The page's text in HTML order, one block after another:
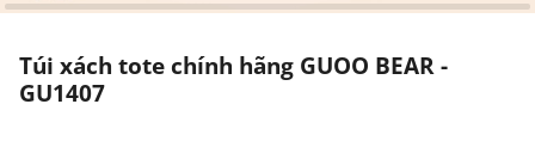
Túi xách tote chính hãng GUOO BEAR -
GU1407